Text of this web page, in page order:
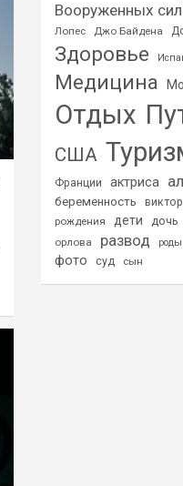
Вооруженных сил
Лопес
Джо Байдена
Здоровье
Медицина
Отдых
США
Франции актриса
беременность
рождения
дети дочь
орлова
развод роды
фото
суд сын